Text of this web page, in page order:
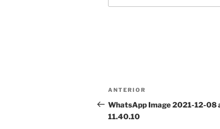
Navegación
de
entradas
Entrada
anterior:
ANTERIOR
WhatsApp Image 2021-12-08
11.40.10